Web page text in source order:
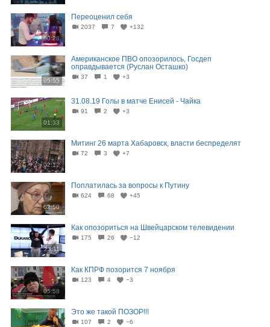
00:28
Переоценил себя
2037 7 +132
05:55
Американское ПВО опозорилось, Госдеп
оправдывается (Руслан Осташко)
37 1 +3
01:33
31.08.19 Голы в матче Енисей - Чайка
91 2 +3
02:12
Митинг 26 марта Хабаровск, власти беспределят
72 3 +7
02:50
Поплатилась за вопросы к Путину
624 68 +45
23:11
Как опозориться на Швейцарском телевидении
175 26 −12
05:58
Как КПРФ позорится 7 ноября
123 4 −3
Это же такой ПОЗОР!!!
107 2 −6